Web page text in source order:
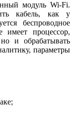
модуль Wi-Fi.
кабель, как у
беспроводное
имеет процессор,
и обрабатывать
параметры